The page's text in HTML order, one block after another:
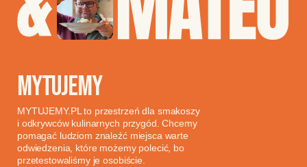
MYTUJEMY
MYTUJEMY.PL to przestrzeń dla smakoszy
i odkrywców kulinarnych przygód. Chcemy
pomagać ludziom znaleźć miejsca warte
odwiedzenia, które możemy polecić, bo
przetestowaliśmy je osobiście.